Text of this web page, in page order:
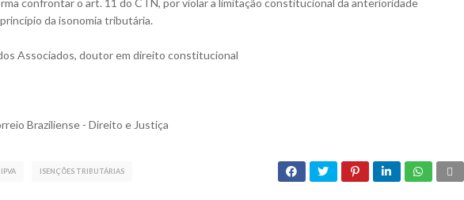
confrontar o art. 11 do CTN, por violar a limitação constitucional da anterioridade
da isonomia tributária.
Associados, doutor em direito constitucional
Braziliense - Direito e Justiça
IPVA ISENÇÕES TRIBUTÁRIAS